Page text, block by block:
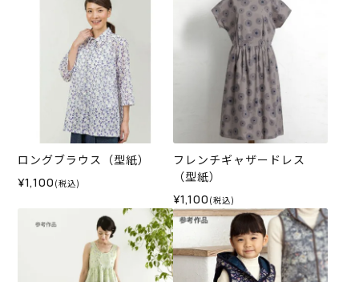
ロングブラウス（型紙）
¥1,100 (税込)
フレンチギャザードレス
（型紙）
¥1,100 (税込)